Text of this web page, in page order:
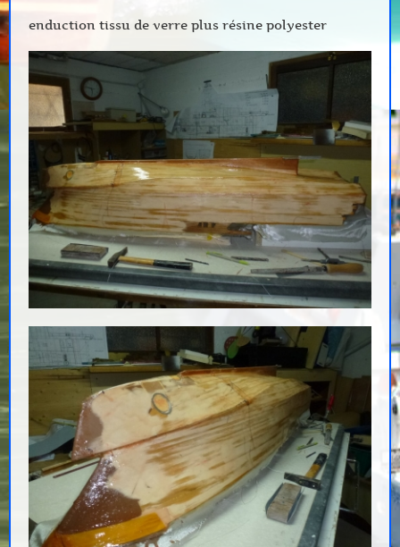
enduction tissu de verre plus résine polyester